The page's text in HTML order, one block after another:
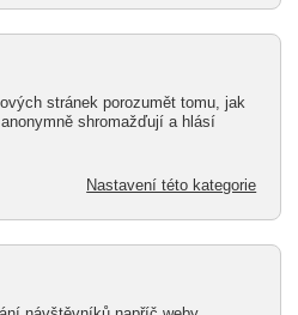
kompromisem mezi
typům rodinných domů.
tou správnou právě pro
Vybrat si můžete z 15